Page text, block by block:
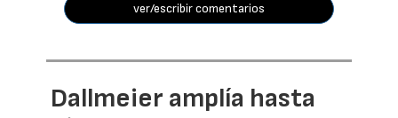
ver/escribir comentarios
Dallmeier amplía hasta